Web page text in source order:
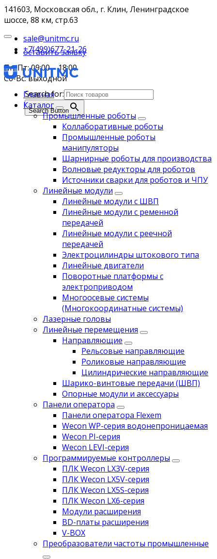
141603, Московская обл., г. Клин, Ленинградское
шоссе, 88 км, стр.63
sale@unitmc.ru
+7(499)677-21-26
Пн-Пт: 09:00 – 18:00
Сб-Вс: выходной
Search for:
Search Button
оставить заявку
Главная
Каталог
Промышленные роботы
Коллаборативные роботы
Промышленные роботы
манипуляторы
Шарнирные роботы для производства
Волновые редукторы для роботов
Источники сварки для роботов и ЧПУ
Линейные модули
Линейные модули с ШВП
Линейные модули с ременной
передачей
Линейные модули с реечной
передачей
Электроцилиндры штокового типа
Линейные двигатели
Поворотные платформы с
электроприводом
Многоосевые системы
(Многокоординатные системы)
Лазерные головы
Линейные перемещения
Направляющие
Рельсовые направляющие
Роликовые направляющие
Цилиндрические направляющие
Шарико-винтовые передачи (ШВП)
Опорные модули и аксессуары
Панели оператора
Панели оператора Flexem
Wecon WP-серия водонепроницаемая
Wecon PI-серия
Wecon LEVI-серия
Программируемые контроллеры
ПЛК Wecon LX3V-серия
ПЛК Wecon LX5V-серия
ПЛК Wecon LX5S-серия
ПЛК Wecon LX6-серия
Модули расширения
BD-платы расширения
V-BOX
Преобразователи частоты промышленные